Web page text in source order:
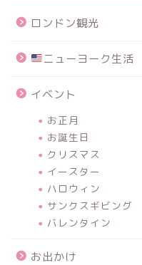
ロンドン観光
ニューヨーク生活
イベント
お正月
お誕生日
クリスマス
イースター
ハロウィン
サンクスギビング
バレンタイン
お出かけ